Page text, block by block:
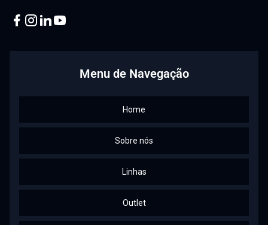
Menu de Navegação
Home
Sobre nós
Linhas
Outlet